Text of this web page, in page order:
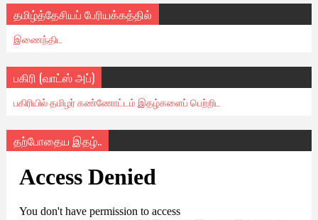
தமிழ்த்தேசியப் பேரியக்கத்தில்
இணைந்திட
பகிரி (வாட்ஸ் அப்)
பகிரியில் தமிழர் கண்ணோட்டம் இதழ்களைப் பெற்றிட
தற்போதைய இதழ்..